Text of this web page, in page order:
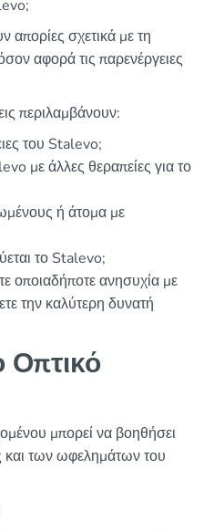
απορίες σχετικά με τη
αφορά τις παρενέργειες
περιλαμβάνουν:
του Stalevo;
με άλλες θεραπείες για το
ή άτομα με
το Stalevo;
οποιαδήποτε ανησυχία με
την καλύτερη δυνατή
Οπτικό
μπορεί να βοηθήσει
των ωφελημάτων του